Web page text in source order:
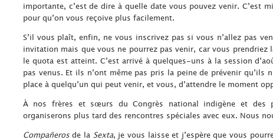
importante, c’est de dire à quelle date vous pouvez venir. C’est
pour qu’on vous reçoive plus facilement.
S’il vous plaît, enfin, ne vous inscrivez pas si vous n’allez pas
invitation mais que vous ne pourrez pas venir, car vous
le quota est atteint. C’est arrivé à quelques-uns à la session
pas venus. Et ils n’ont même pas pris la peine de prévenir qu’ils
place à quelqu’un qui peut venir, et vous, d’attendre le moment
À nos frères et sœurs du Congrès national indigène et des
organiserons plus tard des rencontres spéciales avec eux. Nous
Compañerosde la Sexta, je vous laisse et j’espère que vous